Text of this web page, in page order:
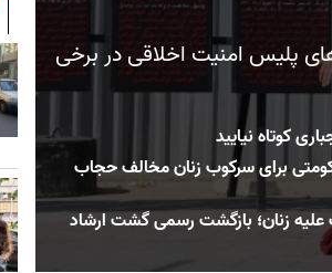
پلیس امنیت اخلاقی در برخی
کوتاه نیایید
بسیج ۸۰ هزار نیروی حکومتی برای سرکوب زنان مخالف حجاب
زنان؛ بازگشت رسمی گشت ارشاد